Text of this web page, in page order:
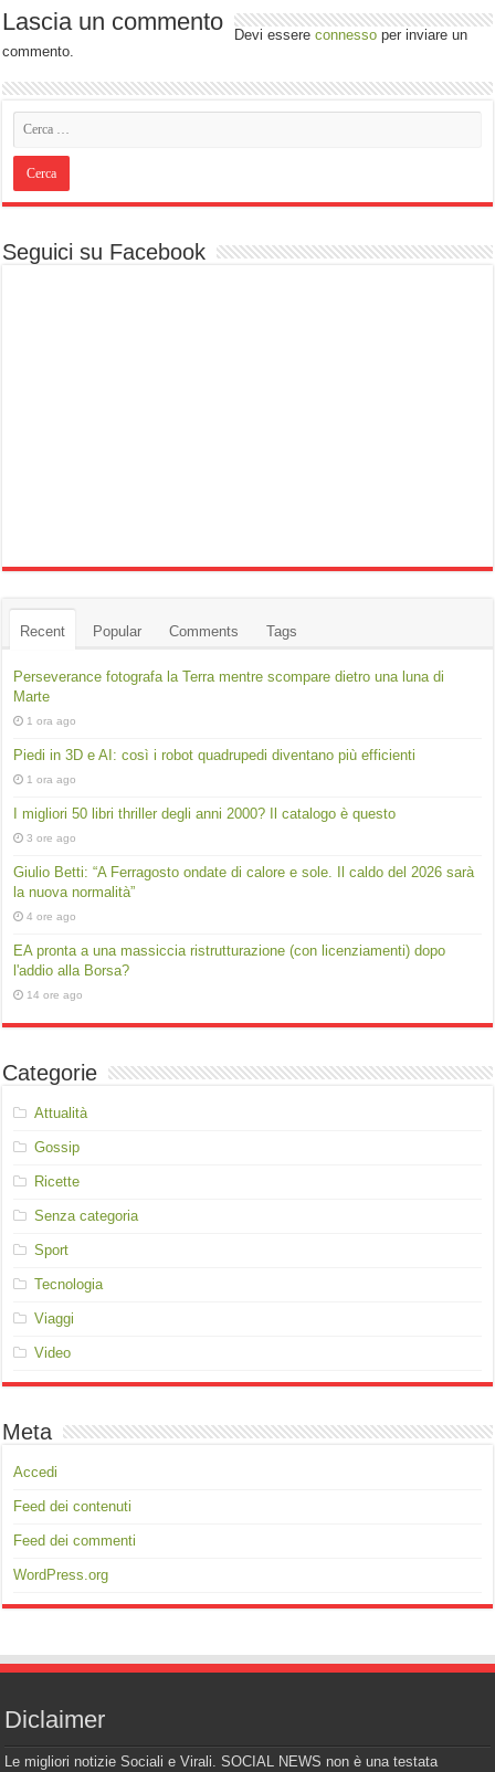
Lascia un commento Devi essereconnesso per inviare un
commento.
Seguici su Facebook
Recent Popular Comments Tags
Perseverance fotografa la Terra mentre scompare dietro una luna di
Marte
1 ora ago
Piedi in 3D e AI: così i robot quadrupedi diventano più efficienti
1 ora ago
I migliori 50 libri thriller degli anni 2000? Il catalogo è questo
3 ore ago
Giulio Betti: “A Ferragosto ondate di calore e sole. Il caldo del 2026 sarà
la nuova normalità”
4 ore ago
EA pronta a una massiccia ristrutturazione (con licenziamenti) dopo
l'addio alla Borsa?
14 ore ago
Categorie
Attualità
Gossip
Ricette
Senza categoria
Sport
Tecnologia
Viaggi
Video
Meta
Accedi
Feed dei contenuti
Feed dei commenti
WordPress.org
Diclaimer
Le migliori notizie Sociali e Virali. SOCIAL NEWS non è una testata